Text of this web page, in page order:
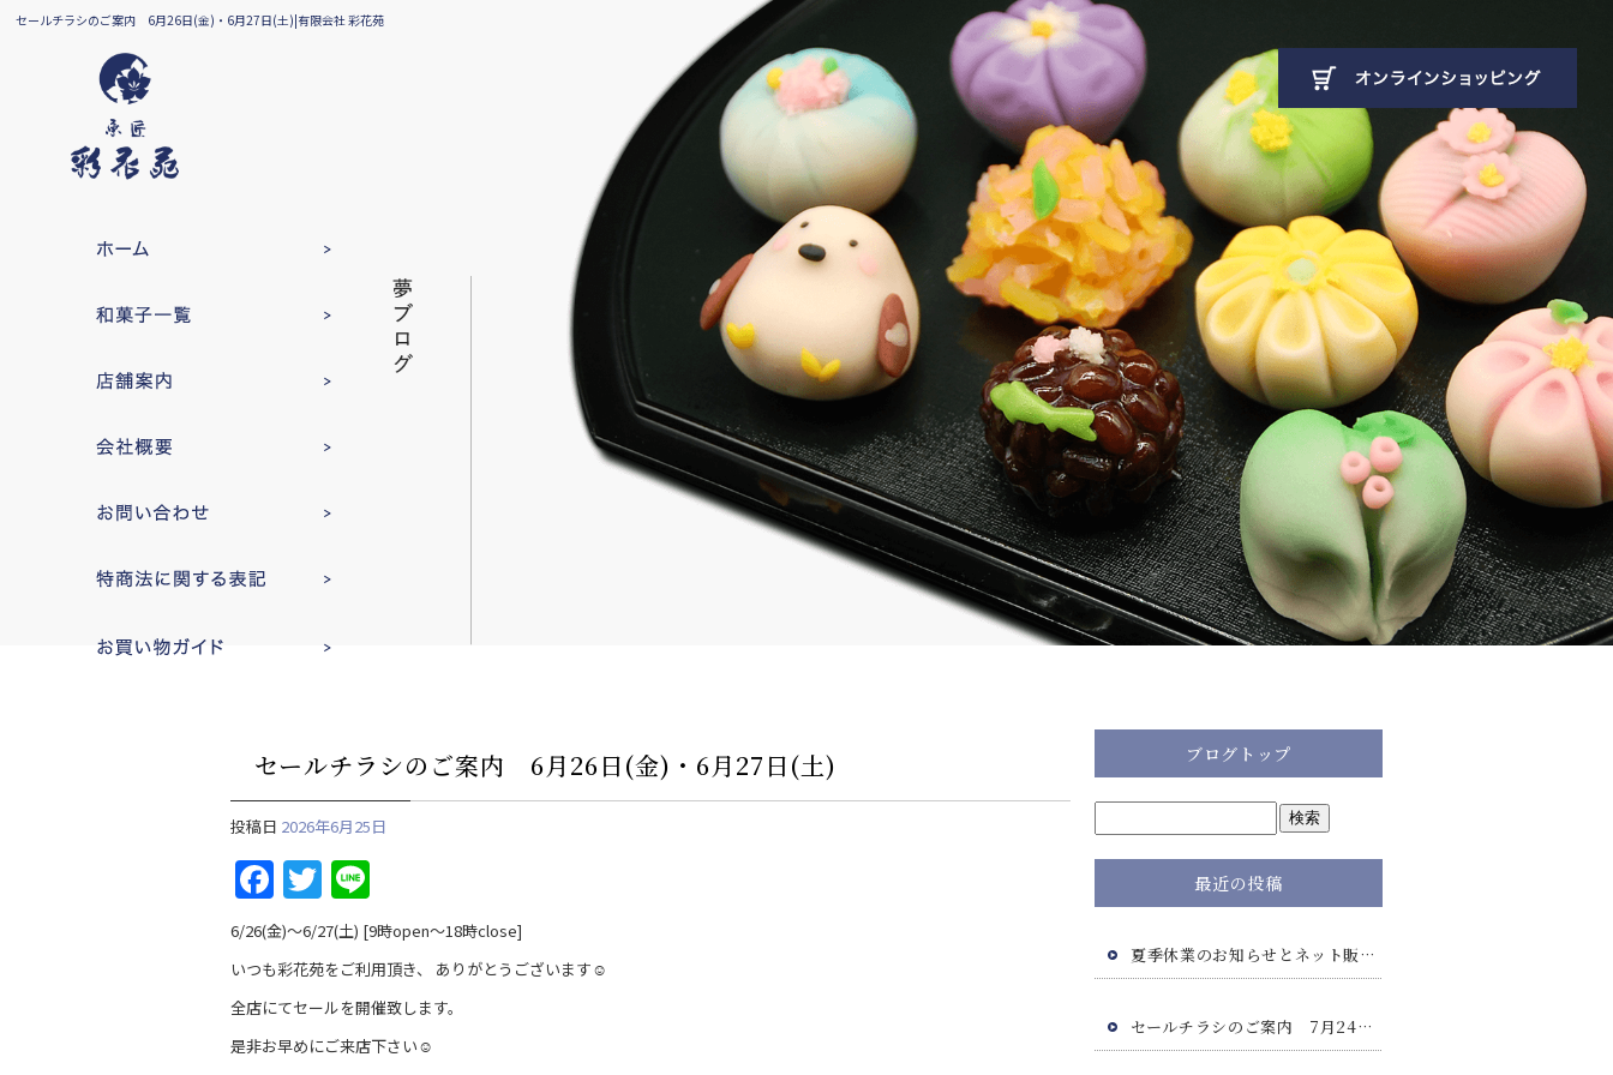
セールチラシのご案内 6月26日(金)・6月27日(土)|有限会社 彩花苑
セールチラシのご案内 6月26日(金)・6月27日(土)
投稿日 2026年6月25日
F
a
c
e
b
T
w
itt
er
n
e
6/26(金)〜6/27(土) [9時open〜18時close]
いつも彩花苑をご利用頂き、 ありがとうございます☺︎
全店にてセールを開催致します。
是非お早めにご来店下さい☺︎
ブログトップ
最近の投稿
夏季休業のお知らせとネット販売につきまして
セールチラシのご案内 7月24日(金)・7月25日(土)